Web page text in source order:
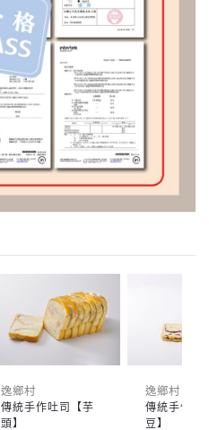
逸鄉村
傳統手作吐司【芋
頭】
逸鄉村
傳統手作吐
豆】